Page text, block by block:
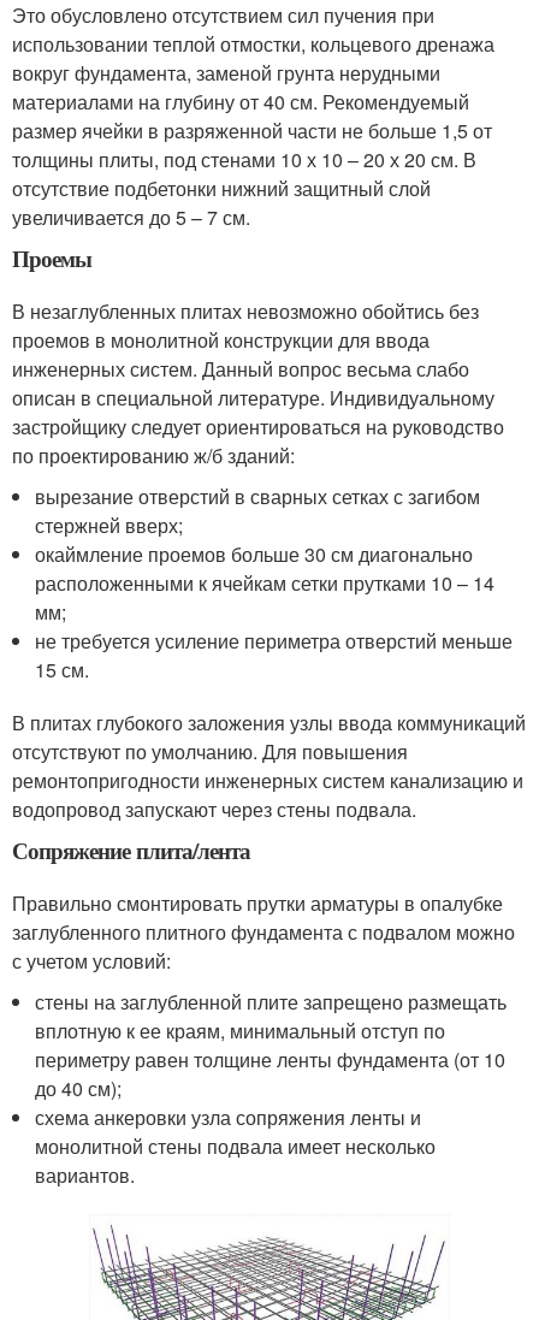
Это обусловлено отсутствием сил пучения при
использовании теплой отмостки, кольцевого дренажа
вокруг фундамента, заменой грунта нерудными
материалами на глубину от 40 см. Рекомендуемый
размер ячейки в разряженной части не больше 1,5 от
толщины плиты, под стенами 10 х 10 – 20 х 20 см. В
отсутствие подбетонки нижний защитный слой
увеличивается до 5 – 7 см.
Проемы
В незаглубленных плитах невозможно обойтись без
проемов в монолитной конструкции для ввода
инженерных систем. Данный вопрос весьма слабо
описан в специальной литературе. Индивидуальному
застройщику следует ориентироваться на руководство
по проектированию ж/б зданий:
вырезание отверстий в сварных сетках с загибом
стержней вверх;
окаймление проемов больше 30 см диагонально
расположенными к ячейкам сетки прутками 10 – 14
мм;
не требуется усиление периметра отверстий меньше
15 см.
В плитах глубокого заложения узлы ввода коммуникаций
отсутствуют по умолчанию. Для повышения
ремонтопригодности инженерных систем канализацию и
водопровод запускают через стены подвала.
Сопряжение плита/лента
Правильно смонтировать прутки арматуры в опалубке
заглубленного плитного фундамента с подвалом можно
с учетом условий:
стены на заглубленной плите запрещено размещать
вплотную к ее краям, минимальный отступ по
периметру равен толщине ленты фундамента (от 10
до 40 см);
схема анкеровки узла сопряжения ленты и
монолитной стены подвала имеет несколько
вариантов.